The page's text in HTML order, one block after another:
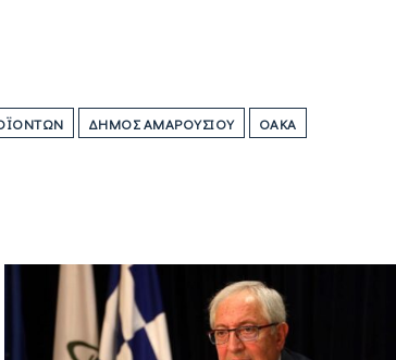
ΔΉΜΟΣ ΑΜΑΡΟΥΣΊΟΥ ΟΑΚΑ